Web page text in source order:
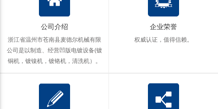
公司介绍
浙江省温州市苍南县麦德尔机械有限
公司是以制造、经营凹版电镀设备(镀
铜机，镀镍机，镀铬机，清洗机）。
企业荣誉
权威认证，值得信赖。